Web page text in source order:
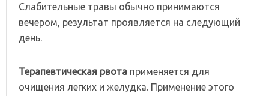
Слабительные травы обычно принимаются
вечером, результат проявляется на следующий
день.
Терапевтическая рвота применяется для
очищения легких и желудка. Применение этого